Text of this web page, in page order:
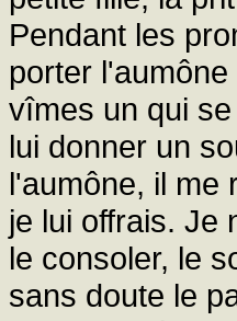
Pendant les
porter
vîmes un qui
lui donner un
l'aumône, il me
je lui offrais. Je
le consoler, le
sans doute le